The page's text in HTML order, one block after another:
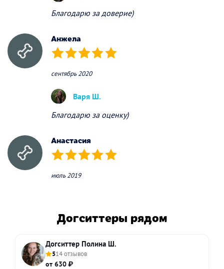
Благодарю за доверие)
Анжела
(*) (*) (*) (*) (*)
сентябрь 2020
Варя Ш.
Благодарю за оценку)
Анастасия
(*) (*) (*) (*) (*)
июль 2019
Догситтеры рядом
Догситтер Полина Ш.
514 отзывов
от 630 ₽